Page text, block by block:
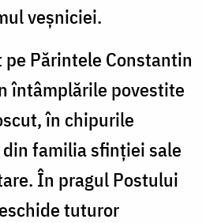
veșniciei.
Părintele Constantin
întâmplările povestite
în chipurile
familia sfinției sale
În pragul Postului
tuturor